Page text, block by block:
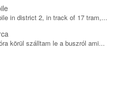
in district 2, in track of 17 tram,...
körül szálltam le a buszról ami...